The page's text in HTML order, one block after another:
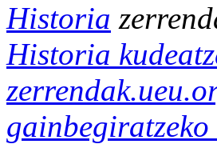
Historia
Historia